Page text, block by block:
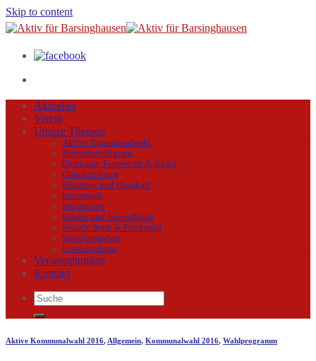
Skip to content
Aktuelles
Verein
Unsere Themen
Aktive Kommunalwahl
Bürgerbeteiligung
Ehrenamt, Feuerwehr & Bäder
Gleichstellung
Finanzen und Haushalt
Innenstadt
Integration
Kinder und Jugendliche
Soziale Stadt & Friedwald
Strassenausbau
Umweltschutz
Veranstaltungen
Kontakt
Aktive Kommunalwahl 2016, Allgemein, Kommunalwahl 2016, Wahlprogramm